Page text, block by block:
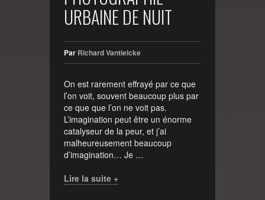
URBAINE DE NUIT
Par Richard Vantielcke
On est rarement effrayé par ce que
l’on voit, souvent beaucoup plus par
ce que que l’on ne voit pas.
L’imagination peut être un énorme
catalyseur de la peur, et j’ai
malheureusement beaucoup
d’imagination… Je …
Lire la suite +